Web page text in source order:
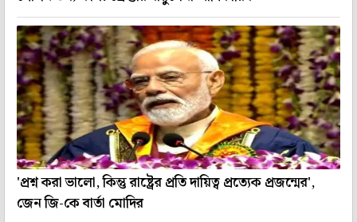
'প্রশ্ন করা ভালো, কিন্তু রাষ্ট্রের প্রতি দায়িত্ব প্রত্যেক প্রজন্মের',
জেন জি-কে বার্তা মোদির